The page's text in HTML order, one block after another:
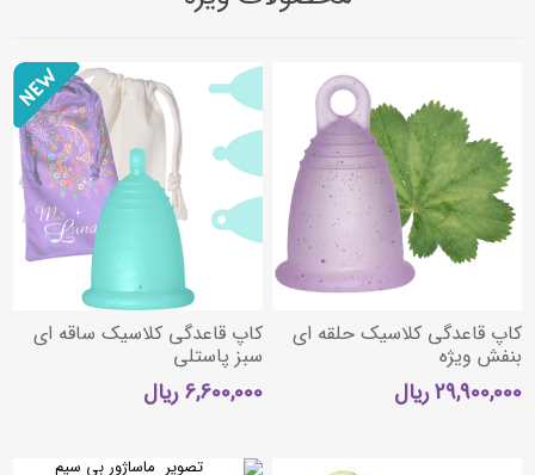
کاپ قاعدگی کلاسیک حلقه ای
بنفش ویژه
29,900,000 ریال
کاپ قاعدگی کلاسیک ساقه ای
سبز پاستلی
6,600,000 ریال